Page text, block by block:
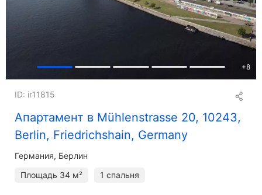
+8
Апартамент в Mühlenstrasse 20, 10243,
Berlin, Friedrichshain, Germany
ID: ir11815
Германия, Берлин
Площадь 34 м² 1 спальня